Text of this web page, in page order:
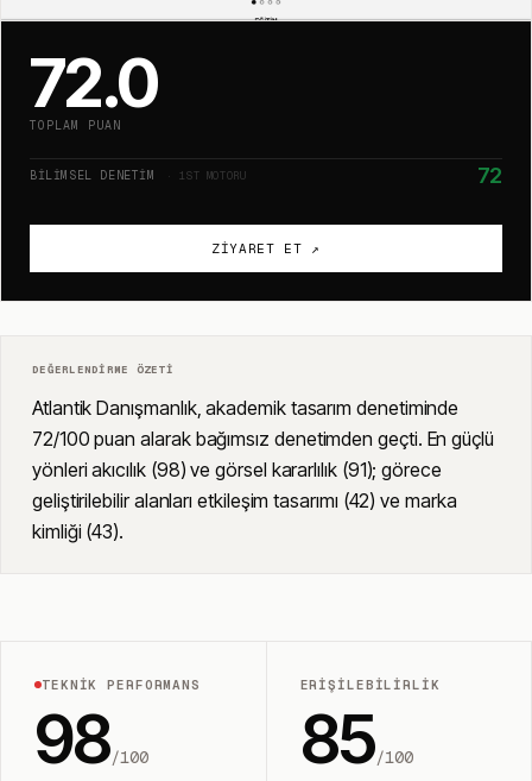
72.0
TOPLAM PUAN
BILIMSEL DENETIM · 1ST MOTORU 72
ZIYARET ET ↗
DEĞERLENDIRME ÖZETI
Atlantik Danışmanlık, akademik tasarım denetiminde
72/100 puan alarak bağımsız denetimden geçti. En güçlü
yönleri akıcılık (98) ve görsel kararlılık (91); görece
geliştirilebilir alanları etkileşim tasarımı (42) ve marka
kimliği (43).
TEKNIK PERFORMANS
98/100
ERIŞILEBILIRLIK
85/100